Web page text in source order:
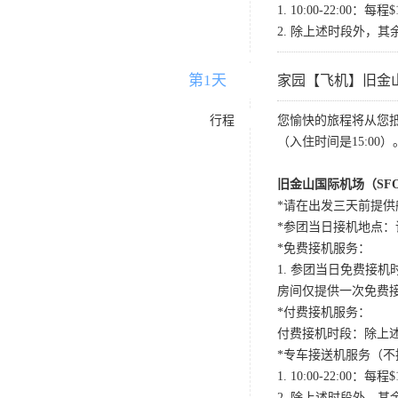
1. 10:00-22:00：每程
2. 除上述时段外，其
第1天 家园【飞机】旧金
行程
您愉快的旅程将从您
（入住时间是15:00）
旧金山国际机场（
*请在出发三天前提
*参团当日接机地点：
*免费接机服务：
1. 参团当日免费接机
房间仅提供一次免费
*付费接机服务：
付费接机时段：除上
*专车接送机服务（不
1. 10:00-22:00：每程